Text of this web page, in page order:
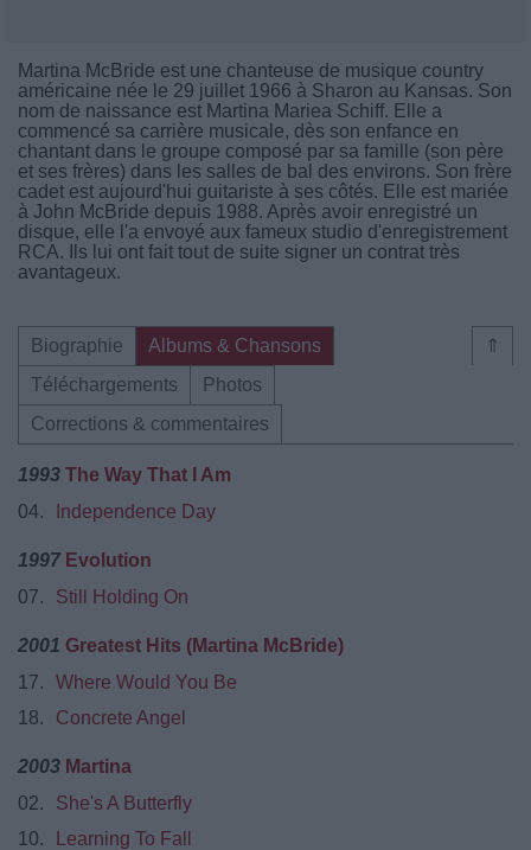
Martina McBride est une chanteuse de musique country
américaine née le 29 juillet 1966 à Sharon au Kansas. Son
nom de naissance est Martina Mariea Schiff. Elle a
commencé sa carrière musicale, dès son enfance en
chantant dans le groupe composé par sa famille (son père
et ses frères) dans les salles de bal des environs. Son frère
cadet est aujourd'hui guitariste à ses côtés. Elle est mariée
à John McBride depuis 1988. Après avoir enregistré un
disque, elle l'a envoyé aux fameux studio d'enregistrement
RCA. Ils lui ont fait tout de suite signer un contrat très
avantageux.
⇑
Biographie
Albums & Chansons
Téléchargements
Photos
Corrections & commentaires
1993 The Way That I Am
04.
Independence Day
1997 Evolution
07.
Still Holding On
2001 Greatest Hits (Martina McBride)
17.
Where Would You Be
18.
Concrete Angel
2003 Martina
02.
She's A Butterfly
10.
Learning To Fall